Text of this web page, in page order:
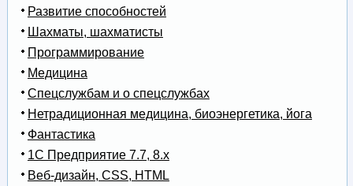
Развитие способностей
Шахматы, шахматисты
Программирование
Медицина
Спецслужбам и о спецслужбах
Нетрадиционная медицина, биоэнергетика, йога
Фантастика
1С Предприятие 7.7, 8.x
Веб-дизайн, CSS, HTML